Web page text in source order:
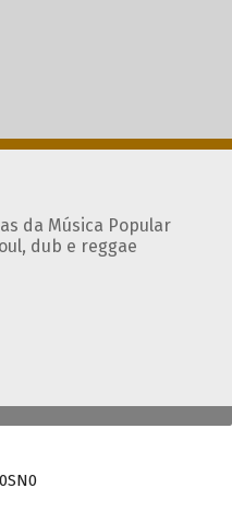
da Música Popular
dub e reggae